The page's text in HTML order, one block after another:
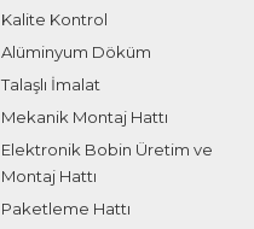
Kalite Kontrol
Alüminyum Döküm
Talaşlı İmalat
Mekanik Montaj Hattı
Elektronik Bobin Üretim ve
Montaj Hattı
Paketleme Hattı